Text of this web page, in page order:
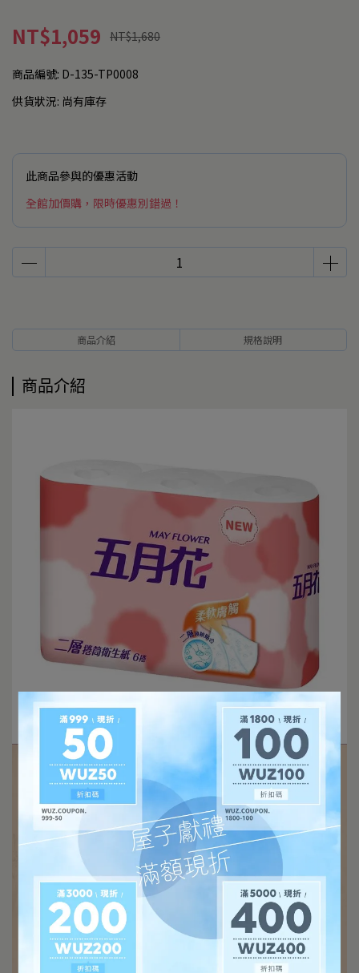
NT$1,059 NT$1,680
商品編號: D-135-TP0008
供貨狀況: 尚有庫存
此商品參與的優惠活動
全館加價購，限時優惠別錯過！
商品介紹 規格說明
商品介紹